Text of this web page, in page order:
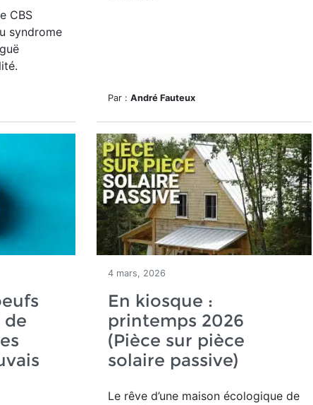
CBS
syndrome
Par : André Fauteux
de
4 mars, 2026
En kiosque :
printemps 2026
(Pièce sur pièce
solaire passive)
Le rêve d’une maison écologique de